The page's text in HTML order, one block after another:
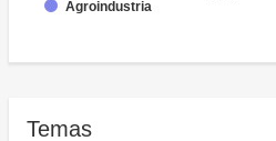
Agroindustria
Temas